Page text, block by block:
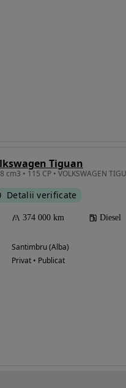
Tiguan
cm3 • 115 CP • VOLKSWAGEN
Detalii verificate
374 000 km Diesel
Santimbru (Alba)
Privat • Publicat